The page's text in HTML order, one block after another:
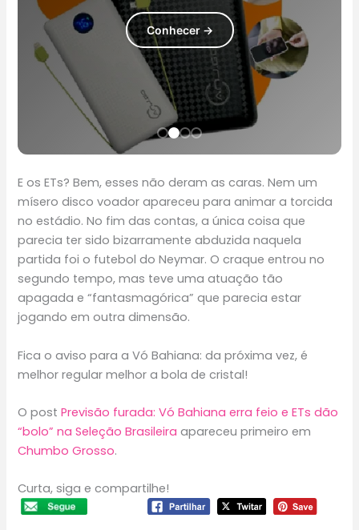
Conhecer →
Conhecer →
Conhecer →
Conhecer →
E os ETs? Bem, esses não deram as caras. Nem um
mísero disco voador apareceu para animar a torcida
no estádio. No fim das contas, a única coisa que
parecia ter sido bizarramente abduzida naquela
partida foi o futebol do Neymar. O craque entrou no
segundo tempo, mas teve uma atuação tão
apagada e “fantasmagórica” que parecia estar
jogando em outra dimensão.
Fica o aviso para a Vó Bahiana: da próxima vez, é
melhor regular melhor a bola de cristal!
O postPrevisão furada: Vó Bahiana erra feio e ETs dão
“bolo” na Seleção Brasileira apareceu primeiro em
Chumbo Grosso.
Curta, siga e compartilhe!